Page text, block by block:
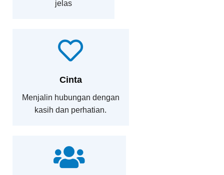
jelas
Cinta
Menjalin hubungan dengan
kasih dan perhatian.